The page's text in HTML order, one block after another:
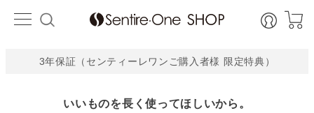
3年保証（センティーレワンご購入者様 限定特典）
いいものを長く使ってほしいから。